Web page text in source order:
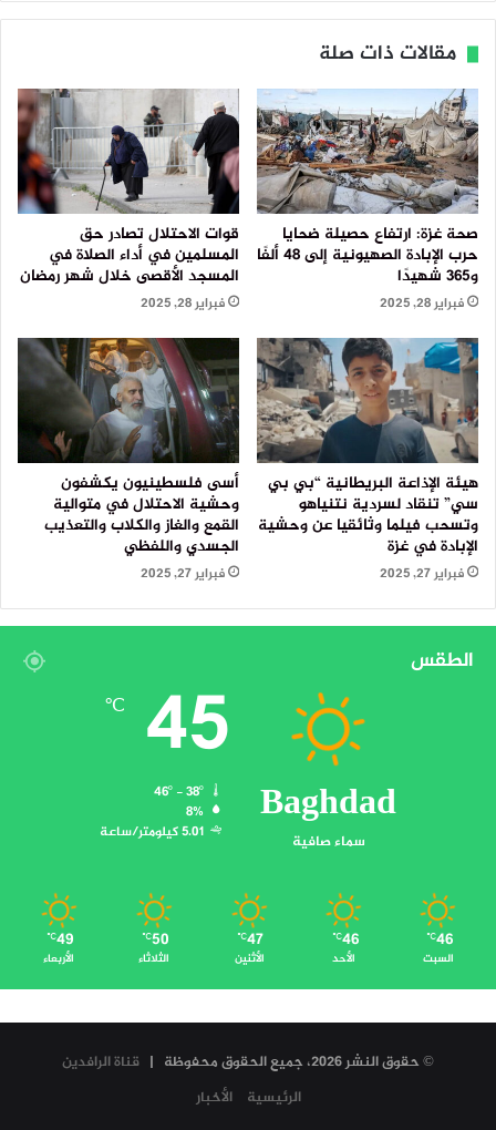
مقالات ذات صلة
صحة غزة: ارتفاع حصيلة ضحايا
حرب الإبادة الصهيونية إلى 48 ألفًا
و365 شهيدًا
فبراير 28, 2025
قوات الاحتلال تصادر حق
المسلمين في أداء الصلاة في
المسجد الأقصى خلال شهر رمضان
فبراير 28, 2025
هيئة الإذاعة البريطانية “بي بي
سي” تنقاد لسردية نتنياهو
وتسحب فيلما وثائقيا عن وحشية
الإبادة في غزة
فبراير 27, 2025
أسى فلسطينيون يكشفون
وحشية الاحتلال في متوالية
القمع والغاز والكلاب والتعذيب
الجسدي واللفظي
فبراير 27, 2025
الطقس
Baghdad
سماء صافية
45
℃
8%
5.01 كيلومتر/ساعة
46
℃
السبت
46
℃
الأحد
47
℃
الأثنين
50
℃
الثلاثاء
49
℃
الأربعاء
© حقوق النشر 2026، جميع الحقوق محفوظة |
قناة الرافدين
الرئيسية
الأخبار